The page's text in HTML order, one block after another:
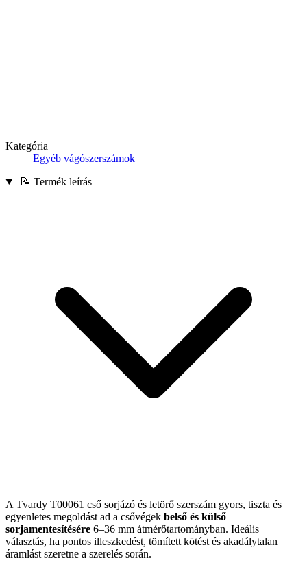
Kategória
Egyéb vágószerszámok
📝 Termék leírás
A Tvardy T00061 cső sorjázó és letörő szerszám gyors, tiszta és
egyenletes megoldást ad a csővégek belső és külső
sorjamentesítésére 6–36 mm átmérőtartományban. Ideális
választás, ha pontos illeszkedést, tömített kötést és akadálytalan
áramlást szeretne a szerelés során.